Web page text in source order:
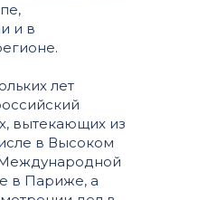
и в
лет
вытекающих из
в Высоком
в Париже, а